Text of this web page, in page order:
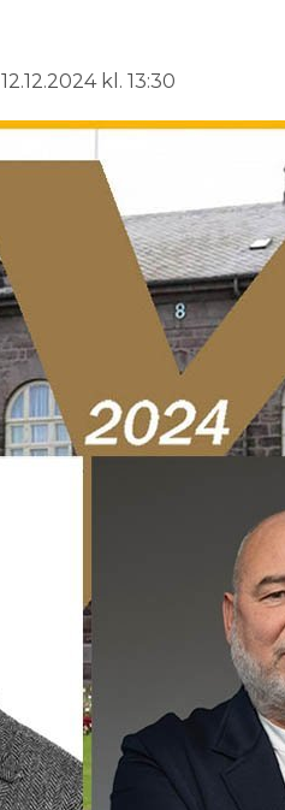
12.12.2024 kl. 13:30